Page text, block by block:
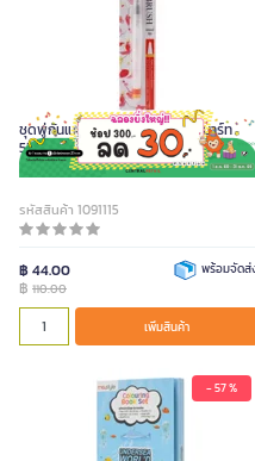
ชุดพู่กันแทงค์ - Broad Tip มอนมาร์ท
5302893 คละสี 5 มม
รหัสสินค้า 1091115
฿ 44.00
฿ 110.00
พร้อมจัดส่
เพิ่มสินค้า
- 57 %